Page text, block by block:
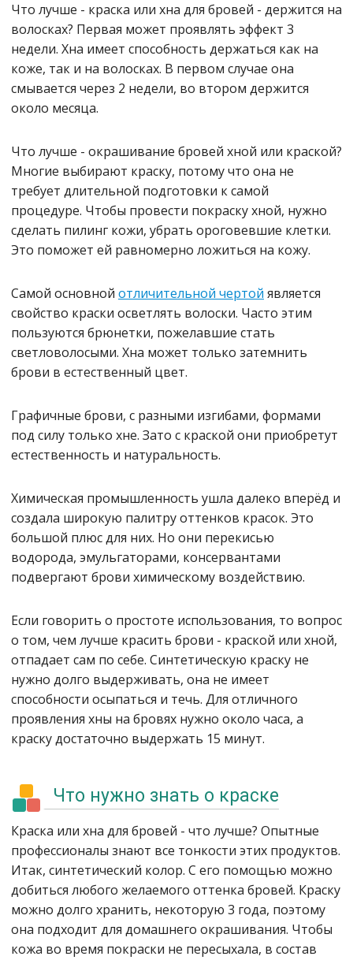
Что лучше - краска или хна для бровей - держится на
волосках? Первая может проявлять эффект 3
недели. Хна имеет способность держаться как на
коже, так и на волосках. В первом случае она
смывается через 2 недели, во втором держится
около месяца.
Что лучше - окрашивание бровей хной или краской?
Многие выбирают краску, потому что она не
требует длительной подготовки к самой
процедуре. Чтобы провести покраску хной, нужно
сделать пилинг кожи, убрать ороговевшие клетки.
Это поможет ей равномерно ложиться на кожу.
Самой основной отличительной чертой является
свойство краски осветлять волоски. Часто этим
пользуются брюнетки, пожелавшие стать
светловолосыми. Хна может только затемнить
брови в естественный цвет.
Графичные брови, с разными изгибами, формами
под силу только хне. Зато с краской они приобретут
естественность и натуральность.
Химическая промышленность ушла далеко вперёд и
создала широкую палитру оттенков красок. Это
большой плюс для них. Но они перекисью
водорода, эмульгаторами, консервантами
подвергают брови химическому воздействию.
Если говорить о простоте использования, то вопрос
о том, чем лучше красить брови - краской или хной,
отпадает сам по себе. Синтетическую краску не
нужно долго выдерживать, она не имеет
способности осыпаться и течь. Для отличного
проявления хны на бровях нужно около часа, а
краску достаточно выдержать 15 минут.
Что нужно знать о краске
Краска или хна для бровей - что лучше? Опытные
профессионалы знают все тонкости этих продуктов.
Итак, синтетический колор. С его помощью можно
добиться любого желаемого оттенка бровей. Краску
можно долго хранить, некоторую 3 года, поэтому
она подходит для домашнего окрашивания. Чтобы
кожа во время покраски не пересыхала, в состав